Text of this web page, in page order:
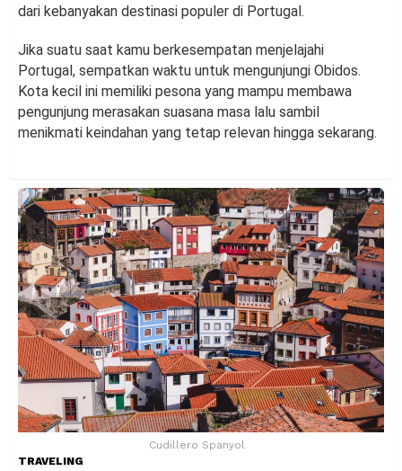
dari kebanyakan destinasi populer di Portugal.
Jika suatu saat kamu berkesempatan menjelajahi
Portugal, sempatkan waktu untuk mengunjungi Obidos.
Kota kecil ini memiliki pesona yang mampu membawa
pengunjung merasakan suasana masa lalu sambil
menikmati keindahan yang tetap relevan hingga sekarang.
Cudillero Spanyol
TRAVELING